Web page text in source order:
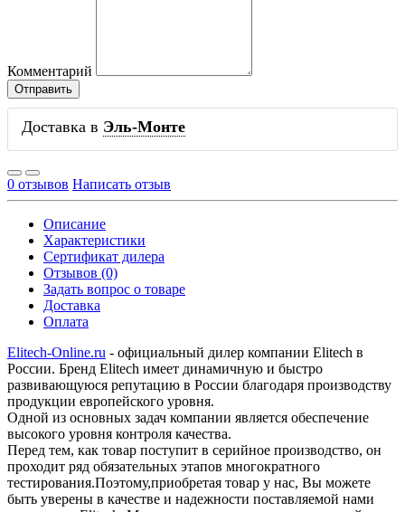
Комментарий
Доставка в Эль-Монте
0 отзывов Написать отзыв
Описание
Характеристики
Сертификат дилера
Отзывов (0)
Задать вопрос о товаре
Доставка
Оплата
Elitech-Online.ru - официальный дилер компании Elitech в
России. Бренд Elitech имеет динамичную и быстро
развивающуюся репутацию в России благодаря производству
продукции европейского уровня.
Одной из основных задач компании является обеспечение
высокого уровня контроля качества.
Перед тем, как товар поступит в серийное производство, он
проходит ряд обязательных этапов многократного
тестирования.Поэтому,приобретая товар у нас, Вы можете
быть уверены в качестве и надежности поставляемой нами